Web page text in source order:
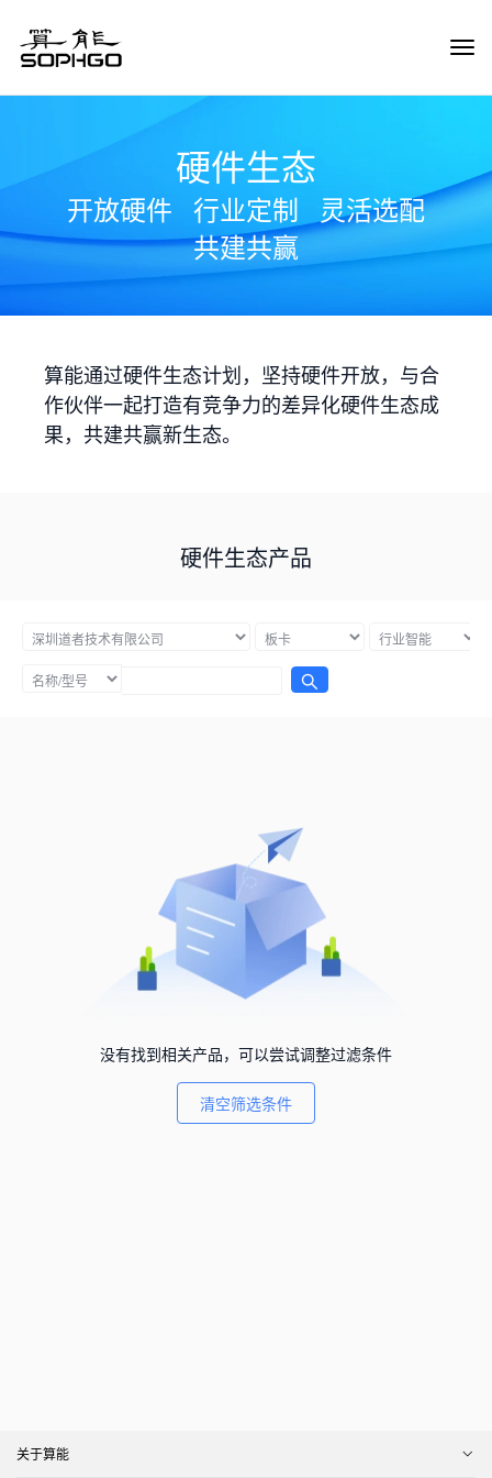
硬件生态
开放硬件 行业定制
灵活选配
共建共赢
算能通过硬件生态计划，坚持硬件开放，与合
作伙伴一起打造有竞争力的差异化硬件生态成
果，共建共赢新生态。
硬件生态产品
没有找到相关产品，可以尝试调整过滤条件
清空筛选条件
关于算能